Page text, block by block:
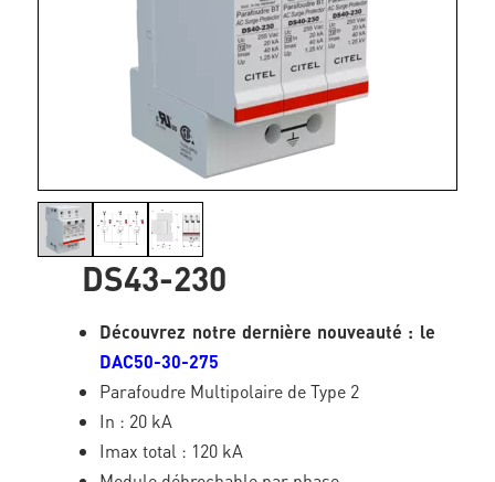
DS43-230
Découvrez notre dernière nouveauté : le
DAC50-30-275
Parafoudre Multipolaire de Type 2
In : 20 kA
Imax total : 120 kA